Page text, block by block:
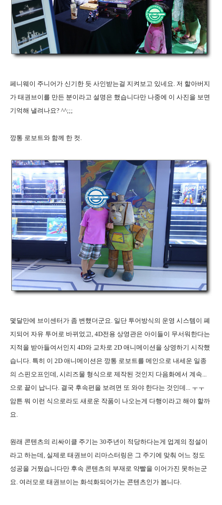
페니웨이 주니어가 신기한 듯 사인받는걸 지켜보고 있네요. 저 할아버지
가 태권브이를 만든 분이라고 설명은 했습니다만 나중에 이 사진을 보면
기억해 낼려나요? ^^;;;
깡통 로보트와 함께 한 컷.
몇달만에 브이센터가 좀 변했더군요. 일단 투어방식의 운영 시스템이 폐
지되어 자유 투어로 바뀌었고, 4D전용 상영관은 아이들이 무서워한다는
지적을 받아들여서인지 4D와 교차로 2D 애니메이션을 상영하기 시작했
습니다. 특히 이 2D 애니메이션은 깡통 로보트를 메인으로 내세운 일종
의 스핀오프인데, 시리즈물 형식으로 제작된 것인지 다음화에서 계속...
으로 끝이 납니다. 결국 후속편을 보려면 또 와야 한다는 것인데... ㅜㅜ
암튼 뭐 이런 식으로라도 새로운 작품이 나오는게 다행이라고 해야 할까
요.
원래 콘텐츠의 리싸이클 주기는 30주년이 적당하다는게 업계의 정설이
라고 하는데, 실제로 태권브이 리마스터링은 그 주기에 맞춰 어느 정도
성공을 거뒀습니다만 후속 콘텐츠의 부재로 약빨을 이어가진 못하는군
요. 여러모로 태권브이는 화석화되어가는 콘텐츠인가 봅니다.